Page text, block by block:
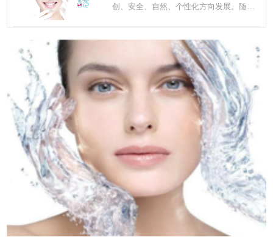
创、安全、自然、个性化方向发展。随着